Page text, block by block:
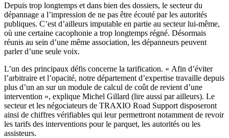
Depuis trop longtemps et dans bien des dossiers, le secteur du
dépannage a l’impression de ne pas être écouté par les autorités
publiques. C’est d’ailleurs imputable en partie au secteur lui-même,
où une certaine cacophonie a trop longtemps régné. Désormais
réunis au sein d’une même association, les dépanneurs peuvent
parler d’une seule voix.
L’un des principaux défis concerne la tarification. « Afin d’éviter
l’arbitraire et l’opacité, notre département d’expertise travaille depuis
plus d’un an sur un module de calcul de coût de revient d’une
intervention », explique Michel Gillard (lire aussi par ailleurs). Le
secteur et les négociateurs de TRAXIO Road Support disposeront
ainsi de chiffres vérifiables qui leur permettront notamment de revoir
les tarifs des interventions pour le parquet, les autorités ou les
assisteurs.